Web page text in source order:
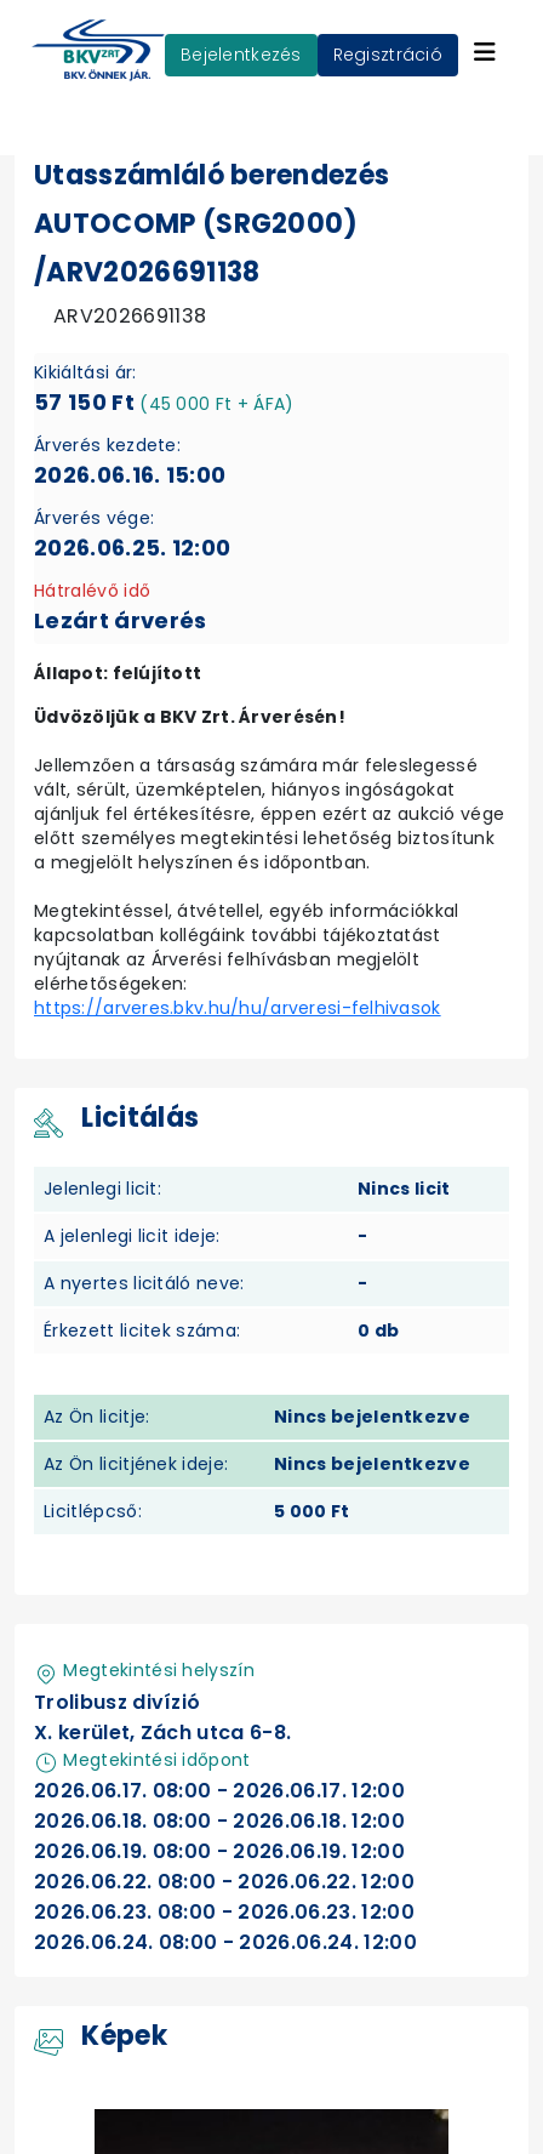
Bejelentkezés Regisztráció
Utasszámláló berendezés
AUTOCOMP (SRG2000)
/ARV2026691138
ARV2026691138
Kikiáltási ár:
57 150 Ft (45 000 Ft + ÁFA)
Árverés kezdete:
2026.06.16. 15:00
Árverés vége:
2026.06.25. 12:00
Hátralévő idő
Lezárt árverés
Állapot: felújított
Üdvözöljük a BKV Zrt. Árverésén!
Jellemzően a társaság számára már feleslegessé
vált, sérült, üzemképtelen, hiányos ingóságokat
ajánljuk fel értékesítésre, éppen ezért az aukció vége
előtt személyes megtekintési lehetőség biztosítunk
a megjelölt helyszínen és időpontban.
Megtekintéssel, átvétellel, egyéb információkkal
kapcsolatban kollégáink további tájékoztatást
nyújtanak az Árverési felhívásban megjelölt
elérhetőségeken:
https://arveres.bkv.hu/hu/arveresi-felhivasok
Licitálás
Jelenlegi licit:
Nincs licit
A jelenlegi licit ideje:
-
A nyertes licitáló neve:
-
Érkezett licitek száma:
0 db
Az Ön licitje:
Nincs bejelentkezve
Az Ön licitjének ideje:
Nincs bejelentkezve
Licitlépcső:
5 000 Ft
Megtekintési helyszín
Trolibusz divízió
X. kerület, Zách utca 6-8.
Megtekintési időpont
2026.06.17. 08:00 - 2026.06.17. 12:00
2026.06.18. 08:00 - 2026.06.18. 12:00
2026.06.19. 08:00 - 2026.06.19. 12:00
2026.06.22. 08:00 - 2026.06.22. 12:00
2026.06.23. 08:00 - 2026.06.23. 12:00
2026.06.24. 08:00 - 2026.06.24. 12:00
Képek